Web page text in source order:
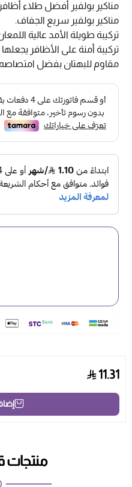
مناكير بولفير أفضل طلاء
مناكير بولفير سريع الجفاف.
تركيبة طويلة الأمد عالية
تركيبة أمنة على الأظافر يجعلها
مقاوم للبهتان بفضل
11.31
منتجات